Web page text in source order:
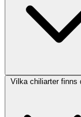
Vilka chiliarter finns